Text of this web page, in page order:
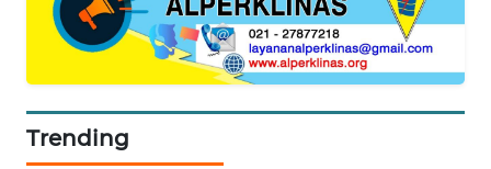
Trending
WN
SAMOSIR
PADANG
LAWAS